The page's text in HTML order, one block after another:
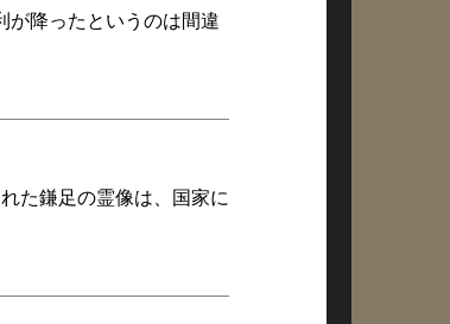
が降ったというのは間違
た鎌足の霊像は、国家に